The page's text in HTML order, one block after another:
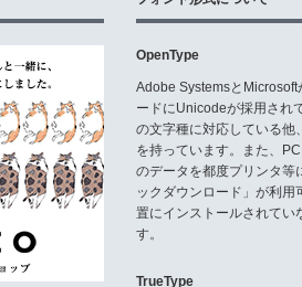
OpenType
Adobe SystemsとMicrosoft
ードにUnicodeが採用され
の文字種に対応している他
を持っています。また、
のデータを都度プリンタ等
ックダウンロード」が利用
置にインストールされてい
す。
TrueType